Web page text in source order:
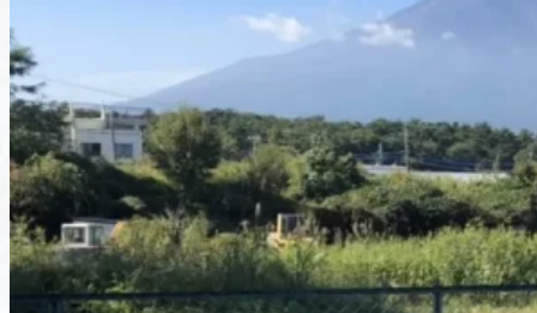
木
葬
は、
山
梨
県